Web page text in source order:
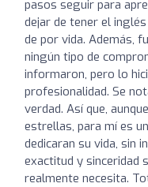
pasos seguir para
dejar de tener el
de por vida. Además,
ningún tipo de
informaron, pero lo
profesionalidad. Se
verdad. Así que,
estrellas, para mí es
dedicaran su vida, sin
exactitud y sinceridad
realmente necesita.